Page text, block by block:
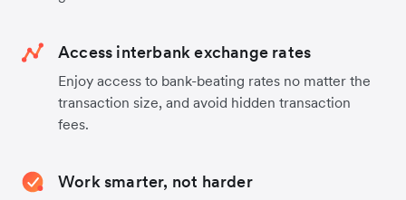
Access interbank exchange rates
Enjoy access to bank-beating rates no matter the
transaction size, and avoid hidden transaction
fees.
Work smarter, not harder